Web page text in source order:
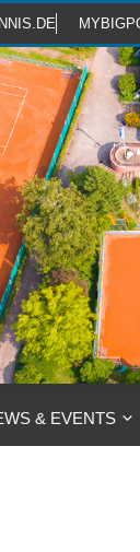
& EVENTS